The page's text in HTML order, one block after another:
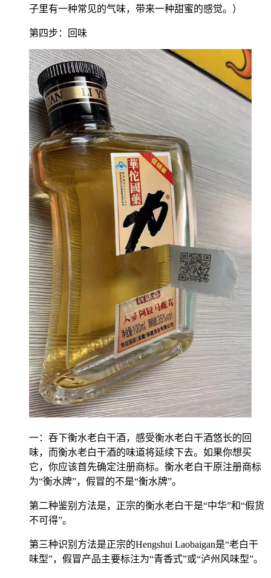
子里有一种常见的气味，带来一种甜蜜的感觉。）
第四步：回味
一：吞下衡水老白干酒，感受衡水老白干酒悠长的回
味，而衡水老白干酒的味道将延续下去。如果你想买
它，你应该首先确定注册商标。衡水老白干原注册商标
为“衡水牌”，假冒的不是“衡水牌”。
第二种鉴别方法是，正宗的衡水老白干是“中华”和“假货
不可得”。
第三种识别方法是正宗的Hengshui Laobaigan是“老白干
味型”，假冒产品主要标注为“青香式”或“泸州风味型”。